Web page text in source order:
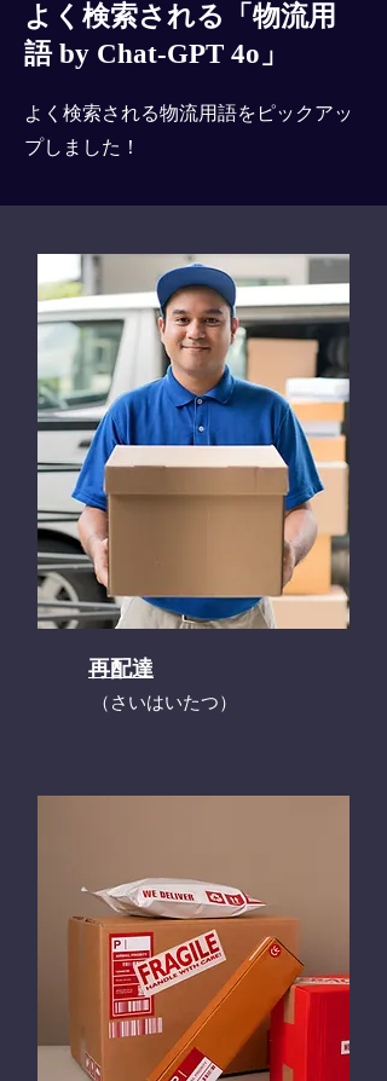
よく検索される「物流用
語 by Chat-GPT 4o」
よく検索される物流用語をピックアッ
プしました！
再配達
​（さいはいたつ）